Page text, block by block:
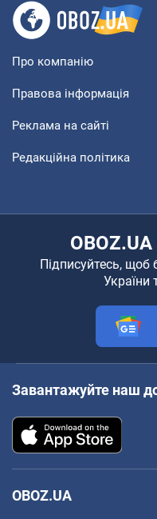
Про компанію
Правова інформація
Реклама на сайті
Редакційна політика
Підписуйтесь, щоб
України
Завантажуйте наш
OBOZ.UA